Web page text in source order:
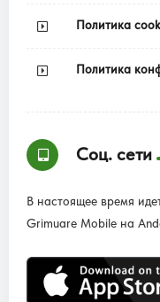
Политика
Политика
Соц. сети
В настоящее время
Grimuare Mobile на